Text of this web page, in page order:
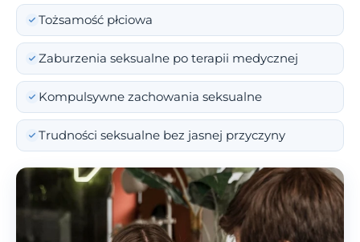
Tożsamość płciowa
Zaburzenia seksualne po terapii medycznej
Kompulsywne zachowania seksualne
Trudności seksualne bez jasnej przyczyny